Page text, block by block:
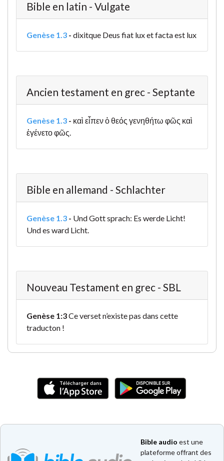
Bible en latin - Vulgate
Genèse 1.3 - dixitque Deus fiat lux et facta est lux
Ancien testament en grec - Septante
Genèse 1.3 - καὶ εἶπεν ὁ θεός γενηθήτω φῶς καὶ
ἐγένετο φῶς.
Bible en allemand - Schlachter
Genèse 1.3 - Und Gott sprach: Es werde Licht!
Und es ward Licht.
Nouveau Testament en grec - SBL
Genèse 1:3Ce verset n’existe pas dans cette
traducton !
Bible audio est une
plateforme offrant des